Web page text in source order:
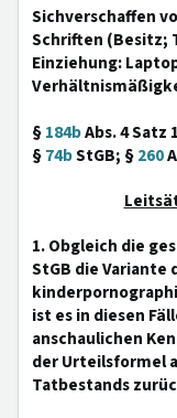
Sichverschaffen
Schriften (Besitz;
Einziehung:
§184bAbs. 4 Satz
§74bStGB; §260
1. Obgleich die
StGB die Variante
ist es in diesen
anschaulichen
der Urteilsformel
Tatbestands